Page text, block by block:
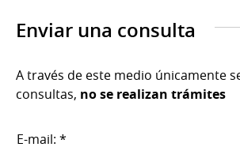
Enviar una consulta
A través de este medio únicamente
consultas, no se realizan trámites
E-mail: *